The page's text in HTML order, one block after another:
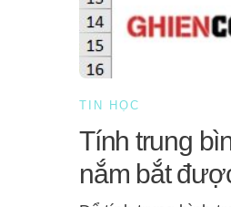
TIN HỌC
Tính trung
nắm bắt